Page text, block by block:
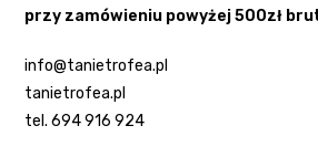
przy zamówieniu powyżej 500zł
info@tanietrofea.pl
tanietrofea.pl
tel. 694 916 924